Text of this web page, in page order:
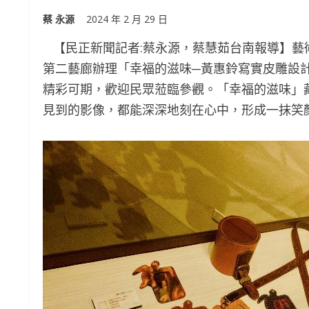
蔡 永源 2024 年 2 月 29 日
【民正新聞記者:蔡永源，蔡慧茹台南報導】
第二藝廊辦理「幸福的滋味─黃惠鈴寫實皮雕設
精彩可期，歡迎民眾蒞臨參觀。「幸福的滋味
見到的影像，都能深深地刻在心中，形成一抹